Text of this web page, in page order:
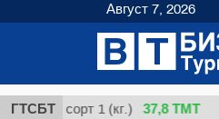
ГТСБТ
сорт 1 (кг.) 37,8 ТМТ
Август 7, 2026